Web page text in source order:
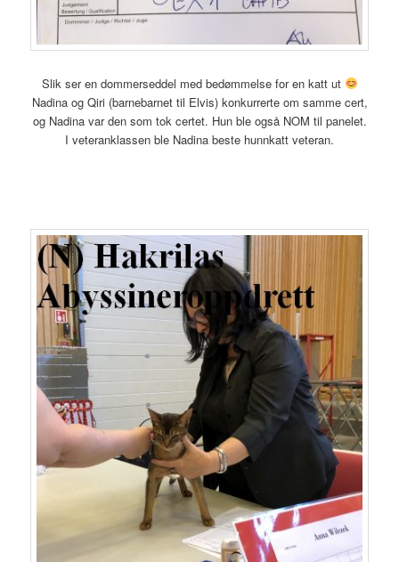
Slik ser en dommerseddel med bedømmelse for en katt ut
Nadina og Qiri (barnebarnet til Elvis) konkurrerte om samme cert,
og Nadina var den som tok certet. Hun ble også NOM til panelet.
I veteranklassen ble Nadina beste hunnkatt veteran.